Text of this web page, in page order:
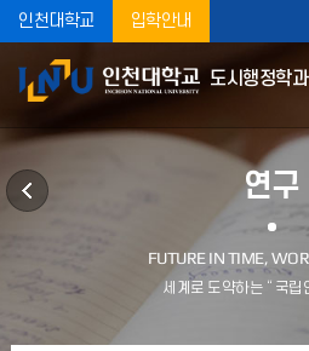
인천대학교 입학안내
도시행정학과
연구